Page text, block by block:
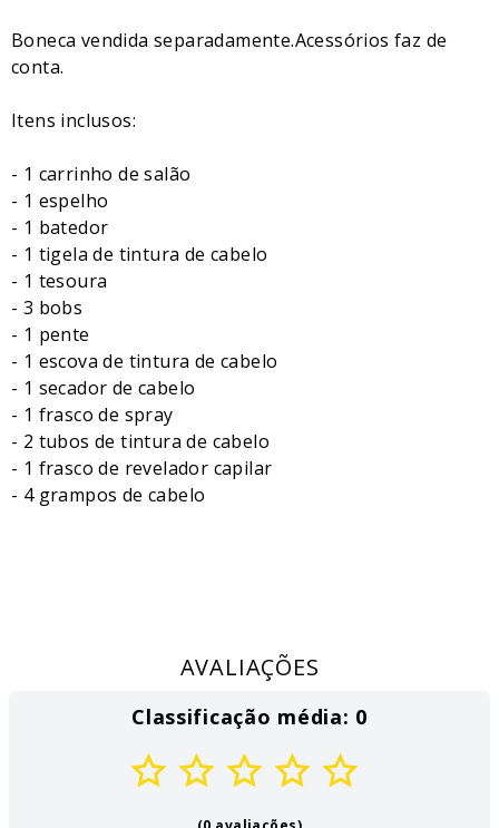
Boneca vendida separadamente.Acessórios faz de
conta.
Itens inclusos:
- 1 carrinho de salão
- 1 espelho
- 1 batedor
- 1 tigela de tintura de cabelo
- 1 tesoura
- 3 bobs
- 1 pente
- 1 escova de tintura de cabelo
- 1 secador de cabelo
- 1 frasco de spray
- 2 tubos de tintura de cabelo
- 1 frasco de revelador capilar
- 4 grampos de cabelo
AVALIAÇÕES
Classificação média: 0